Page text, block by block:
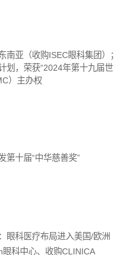
南亚（收购ISEC眼科集团）；
划，荣获“2024年第十九届世
）主办权
第十届“中华慈善奖”
眼科医疗布局进入美国/欧洲
眼科中心、收购CLINICA